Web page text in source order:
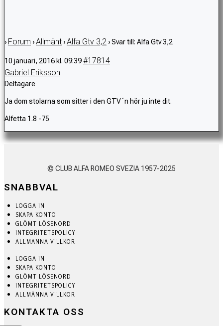
› Forum ›Allmänt ›Alfa Gtv 3,2 ›Svar till: Alfa Gtv 3,2
10 januari, 2016 kl. 09:39#17814
Gabriel Eriksson
Deltagare
Ja dom stolarna som sitter i den GTV´n hör ju inte dit.
Alfetta 1.8 -75
© CLUB ALFA ROMEO SVEZIA 1957-2025
SNABBVAL
LOGGA IN
SKAPA KONTO
GLÖMT LÖSENORD
INTEGRITETSPOLICY
ALLMÄNNA VILLKOR
LOGGA IN
SKAPA KONTO
GLÖMT LÖSENORD
INTEGRITETSPOLICY
ALLMÄNNA VILLKOR
KONTAKTA OSS